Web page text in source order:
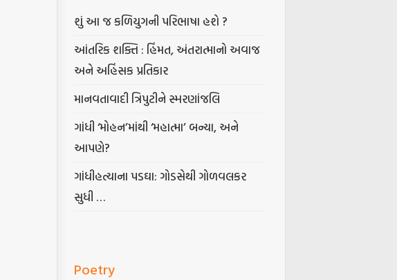
શું આ જ કળિયુગની પરિભાષા હશે ?
આંતરિક શક્તિ : હિંમત, અંતરાત્માનો અવાજ
અને અહિંસક પ્રતિકાર
માનવતાવાદી ત્રિપુટીને સ્મરણાંજલિ
ગાંધી ‘મોહન’માંથી ‘મહાત્મા’ બન્યા, અને
આપણે?
ગાંધીહત્યાના પડઘા: ગોડસેથી ગોળવલકર
સુધી …
Poetry